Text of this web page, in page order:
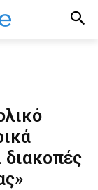
διακοπές